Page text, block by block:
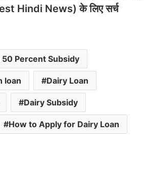
Hindi News) के लिए सर्च
Percent Subsidy
loan Dairy Loan
Dairy Subsidy
How to Apply for Dairy Loan